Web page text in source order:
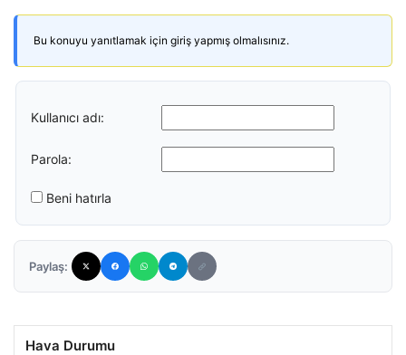
Bu konuyu yanıtlamak için giriş yapmış olmalısınız.
Kullanıcı adı:
Parola:
Beni hatırla
Paylaş:
Hava Durumu